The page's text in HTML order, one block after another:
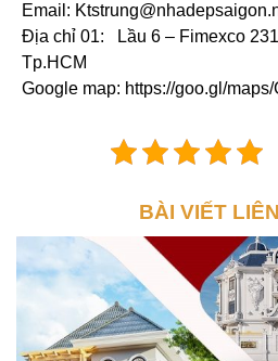
Email:
Địa chỉ 01: Lầu 6 – Fimexco
Tp.HCM
Google map: https://goo.gl/
BÀI VIẾT